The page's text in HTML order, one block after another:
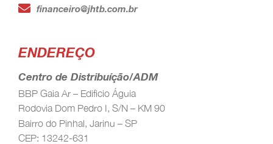
financeiro@jhtb.com.br
ENDEREÇO
Centro de Distribuíção/ADM
BBP Gaia Ar – Edificio Águia
Rodovia Dom Pedro I, S/N – KM 90
Bairro do Pinhal, Jarinu – SP
CEP: 13242-631